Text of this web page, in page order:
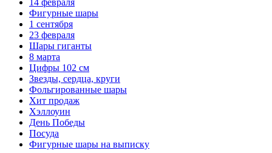
14 февраля
Фигурные шары
1 сентября
23 февраля
Шары гиганты
8 марта
Цифры 102 см
Звезды, сердца, круги
Фольгированные шары
Хит продаж
Хэллоуин
День Победы
Посуда
Фигурные шары на выписку